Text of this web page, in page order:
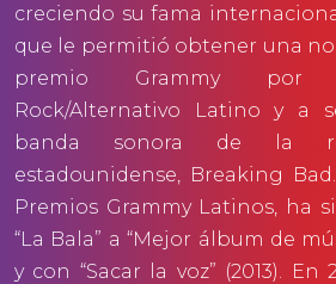
creciendo su fama
que le permitió obtener una
premio Grammy por
Rock/Alternativo Latino y a
banda sonora de la
estadounidense, Breaking
Premios Grammy Latinos, ha
“La Bala” a “Mejor álbum de
y con “Sacar la voz” (2013). En